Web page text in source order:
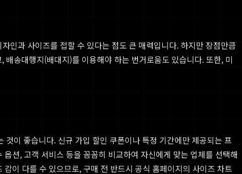
인과 사이즈를 접할 수 있다는 점도 큰 매력입니다. 하지만 장점만큼
송대행지(배대지)를 이용해야 하는 번거로움도 있습니다. 또한, 미
이 좋습니다. 신규 가입 할인 쿠폰이나 특정 기간에만 제공되는 프
션, 고객 서비스 등을 꼼꼼히 비교하여 자신에게 맞는 업체를 선택해
이 다를 수 있으므로, 구매 전 반드시 공식 홈페이지의 사이즈 차트